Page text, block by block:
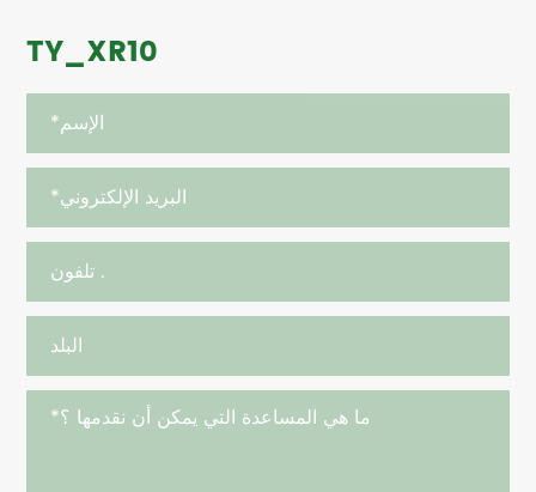
TY_XR10